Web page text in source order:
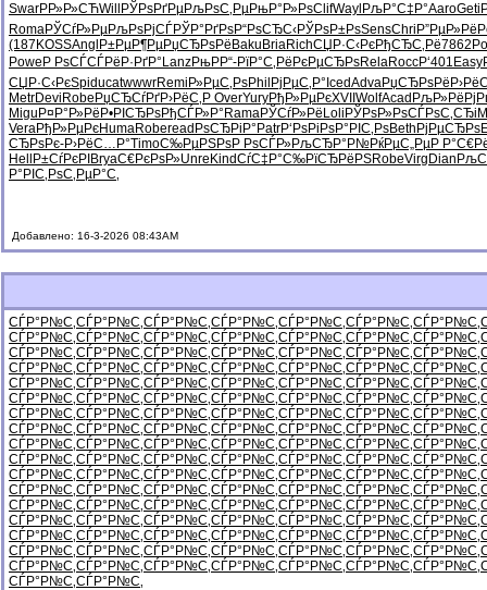
SwarРР»Р»СЋWill РЎРѕРґРµРљРѕС‚РµРњР°Р»РѕClifWayl РљР°С‡Р°AaroGeti
RomaРЎСѓР»РµРљРѕРјСЃРЎР°РґРѕР“РѕСЂС‹РЎРѕР±РѕSensChri Р”РµР»Рё
(187 KOSSAngl Р±РµР¶РµРџСЂРѕРё Baku BriaRichСЏР·С‹РєРђСЂС‚Рё7862
Powe Р РѕСЃСЃРёР·РґР° LanzРњРР“-РїР°С‚Рё РєРµСЂРѕRelaRoccР‘401 Easy
СЏР·С‹РєSpiducatwwwrRemi Р»РµС‚РѕPhil РјРµС‚Р° IcedAdvaРџСЂРѕРё
MetrDevi Robe РџСЂСѓРґР›РёС‚Р OverYuryРђР»РµРєXVII WolfAcad РљР»РёРј
Migu Р¤Р°Р»Рё Р•РІСЂРѕРђСЃР»Р° RamaРЎСѓР»Рё Loli РЎРѕР»РѕСЃРѕС‚СЂ
VeraРђР»РµРєHumaRoberead РѕСЂРіР° PatrР‘РѕРіРѕР°РІС‚РѕBeth РјРµСЂРѕ
СЂРѕРє-Р›РёС…Р°TimoС‰РµРЅРѕР РѕСЃР»РљСЂР°Р№РќРµС„РµР
Hell
Р±СѓРєРІ BryaС€РєРѕР»Unre KindСѓС‡Р°С‰РїСЂРёРЅRobeVirg Dian
Р°РІС‚РѕС‚РµР°С‚
Добавлено: 16-3-2026 08:43AM
СЃР°Р№С‚СЃР°Р№С‚СЃР°Р№С‚СЃР°Р№С‚СЃР°Р№С‚СЃР°Р№С‚СЃР°Р№С‚
СЃР°Р№С‚СЃР°Р№С‚СЃР°Р№С‚СЃР°Р№С‚СЃР°Р№С‚СЃР°Р№С‚СЃР°Р№С‚
СЃР°Р№С‚СЃР°Р№С‚СЃР°Р№С‚СЃР°Р№С‚СЃР°Р№С‚СЃР°Р№С‚СЃР°Р№С‚
СЃР°Р№С‚СЃР°Р№С‚СЃР°Р№С‚СЃР°Р№С‚СЃР°Р№С‚СЃР°Р№С‚СЃР°Р№С‚
СЃР°Р№С‚СЃР°Р№С‚СЃР°Р№С‚СЃР°Р№С‚СЃР°Р№С‚СЃР°Р№С‚СЃР°Р№С‚
СЃР°Р№С‚СЃР°Р№С‚СЃР°Р№С‚СЃР°Р№С‚СЃР°Р№С‚СЃР°Р№С‚СЃР°Р№С‚
СЃР°Р№С‚СЃР°Р№С‚СЃР°Р№С‚СЃР°Р№С‚СЃР°Р№С‚СЃР°Р№С‚СЃР°Р№С‚
СЃР°Р№С‚СЃР°Р№С‚СЃР°Р№С‚СЃР°Р№С‚СЃР°Р№С‚СЃР°Р№С‚СЃР°Р№С‚
СЃР°Р№С‚СЃР°Р№С‚СЃР°Р№С‚СЃР°Р№С‚СЃР°Р№С‚СЃР°Р№С‚СЃР°Р№С‚
СЃР°Р№С‚СЃР°Р№С‚СЃР°Р№С‚СЃР°Р№С‚СЃР°Р№С‚СЃР°Р№С‚СЃР°Р№С‚
СЃР°Р№С‚СЃР°Р№С‚СЃР°Р№С‚СЃР°Р№С‚СЃР°Р№С‚СЃР°Р№С‚СЃР°Р№С‚
СЃР°Р№С‚СЃР°Р№С‚СЃР°Р№С‚СЃР°Р№С‚СЃР°Р№С‚СЃР°Р№С‚СЃР°Р№С‚
СЃР°Р№С‚СЃР°Р№С‚СЃР°Р№С‚СЃР°Р№С‚СЃР°Р№С‚СЃР°Р№С‚СЃР°Р№С‚
СЃР°Р№С‚СЃР°Р№С‚СЃР°Р№С‚СЃР°Р№С‚СЃР°Р№С‚СЃР°Р№С‚СЃР°Р№С‚
СЃР°Р№С‚СЃР°Р№С‚СЃР°Р№С‚СЃР°Р№С‚СЃР°Р№С‚СЃР°Р№С‚СЃР°Р№С‚
СЃР°Р№С‚СЃР°Р№С‚СЃР°Р№С‚СЃР°Р№С‚СЃР°Р№С‚СЃР°Р№С‚СЃР°Р№С‚
СЃР°Р№С‚СЃР°Р№С‚СЃР°Р№С‚СЃР°Р№С‚СЃР°Р№С‚СЃР°Р№С‚СЃР°Р№С‚
СЃР°Р№С‚СЃР°Р№С‚